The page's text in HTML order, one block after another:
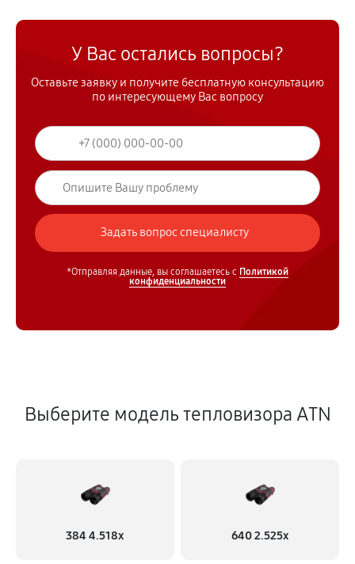
У Вас остались вопросы?
Оставьте заявку и получите бесплатную консультацию
по интересующему Вас вопросу
*Отправляя данные, вы соглашаетесь с Политикой
конфиденциальности
Выберите модель тепловизора ATN
384 4.518x 640 2.525x